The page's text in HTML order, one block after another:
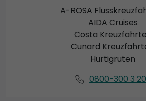
A-ROSA
AIDA Cruises
Costa
Cunard
Hurtigruten
0800-300 3